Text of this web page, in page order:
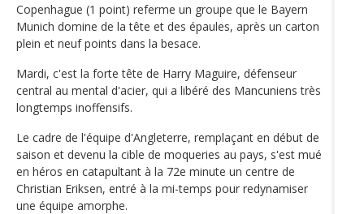
Copenhague (1 point) referme un groupe que le Bayern
Munich domine de la tête et des épaules, après un carton
plein et neuf points dans la besace.
Mardi, c'est la forte tête de Harry Maguire, défenseur
central au mental d'acier, qui a libéré des Mancuniens très
longtemps inoffensifs.
Le cadre de l'équipe d'Angleterre, remplaçant en début de
saison et devenu la cible de moqueries au pays, s'est mué
en héros en catapultant à la 72e minute un centre de
Christian Eriksen, entré à la mi-temps pour redynamiser
une équipe amorphe.